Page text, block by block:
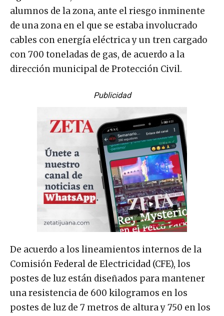
alumnos de la zona, ante el riesgo inminente
de una zona en el que se estaba involucrado
cables con energía eléctrica y un tren cargado
con 700 toneladas de gas, de acuerdo a la
dirección municipal de Protección Civil.
Publicidad
De acuerdo a los lineamientos internos de la
Comisión Federal de Electricidad (CFE), los
postes de luz están diseñados para mantener
una resistencia de 600 kilogramos en los
postes de luz de 7 metros de altura y 750 en los